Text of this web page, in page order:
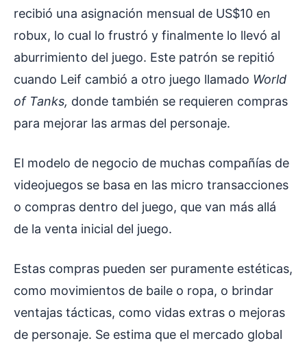
recibió una asignación mensual de US$10 en
robux, lo cual lo frustró y finalmente lo llevó al
aburrimiento del juego. Este patrón se repitió
cuando Leif cambió a otro juego llamado World
of Tanks, donde también se requieren compras
para mejorar las armas del personaje.
El modelo de negocio de muchas compañías de
videojuegos se basa en las micro transacciones
o compras dentro del juego, que van más allá
de la venta inicial del juego.
Estas compras pueden ser puramente estéticas,
como movimientos de baile o ropa, o brindar
ventajas tácticas, como vidas extras o mejoras
de personaje. Se estima que el mercado global